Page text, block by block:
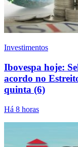
Investimentos
Ibovespa hoje:
acordo no
quinta (6)
Há 8 horas